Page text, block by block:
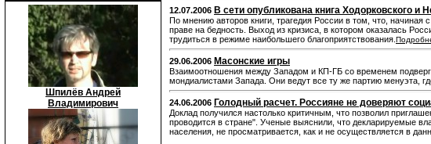
Шпилёв Андрей
Владимирович
12.07.2006 В сети опубликована книга Ходорковского и
По мнению авторов книги, трагедия России в том, что, начиная
праве на бедность. Выход из кризиса, в котором оказалась
трудиться в режиме наибольшего благоприятствования.
29.06.2006 Масонские игры
Взаимоотношения между Западом и КП-ГБ со временем
мондиалистами Запада. Они ведут все ту же партию менуэта,
24.06.2006 Голодный расчет. Россияне не доверяют
Доклад получился настолько критичным, что позволил
проводится в стране". Ученые выяснили, что декларируемые
населения, не просматривается, как и не осуществляется в